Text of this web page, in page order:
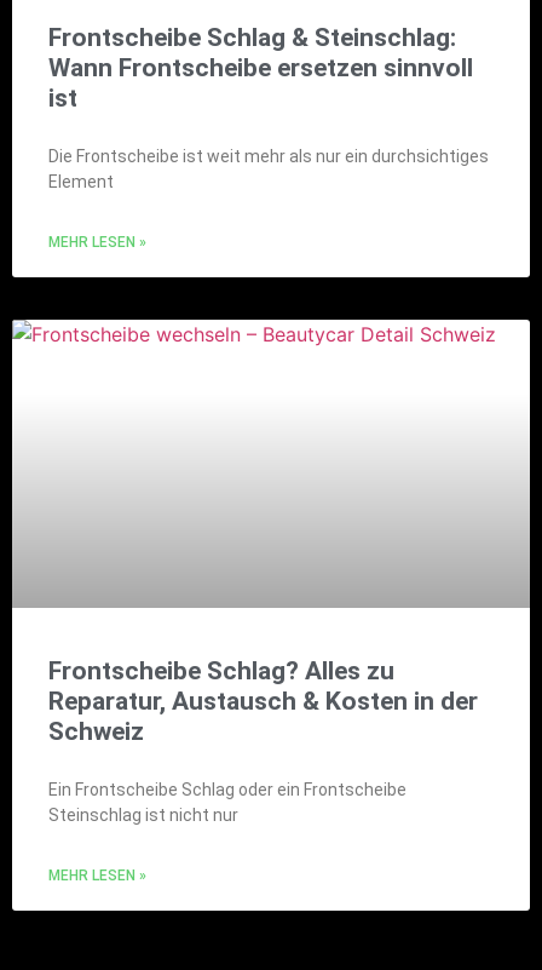
Frontscheibe Schlag & Steinschlag:
Wann Frontscheibe ersetzen sinnvoll
ist
Die Frontscheibe ist weit mehr als nur ein durchsichtiges
Element
MEHR LESEN »
Frontscheibe Schlag? Alles zu
Reparatur, Austausch & Kosten in der
Schweiz
Ein Frontscheibe Schlag oder ein Frontscheibe
Steinschlag ist nicht nur
MEHR LESEN »